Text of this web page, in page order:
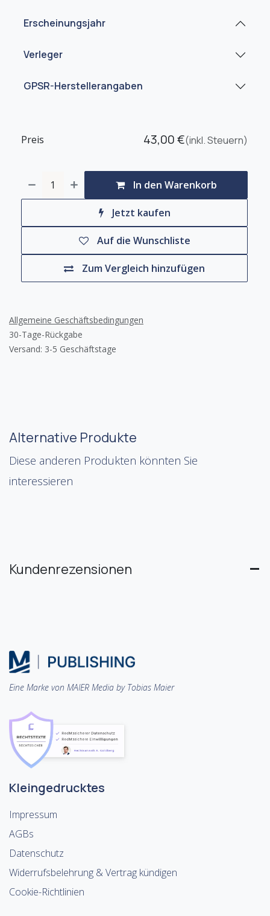
Erscheinungsjahr
Verleger
GPSR-Herstellerangaben
In den Warenkorb
Jetzt kaufen
Zum Vergleich hinzufügen
Auf die Wunschliste
Preis 43,00€(inkl. Steuern)
Allgemeine Geschäftsbedingungen
30-Tage-Rückgabe
Versand: 3-5 Geschäftstage
Alternative Produkte
Diese anderen Produkten könnten Sie
interessieren
Kundenrezensionen
Eine Marke von MAIER Media by Tobias Maier
Kleingedrucktes
Impressum
AGBs
Datenschutz
Widerrufsbelehrung & Vertrag kündigen
Cookie-Richtlinien